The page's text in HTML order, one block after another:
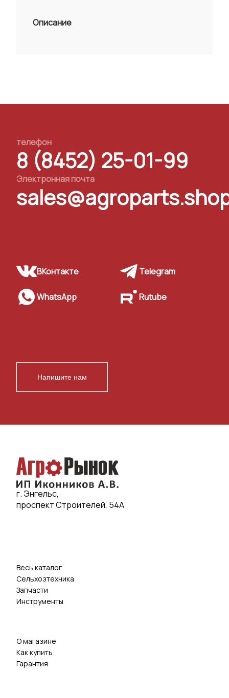
Описание
телефон
8 (8452) 25-01-99
Электронная почта
ВКонтакте Telegram
WhatsApp Rutube
Напишите нам
г. Энгельс,
проспект Строителей, 54А
Весь каталог
Сельхозтехника
Запчасти
Инструменты
О магазине
Как купить
Гарантия